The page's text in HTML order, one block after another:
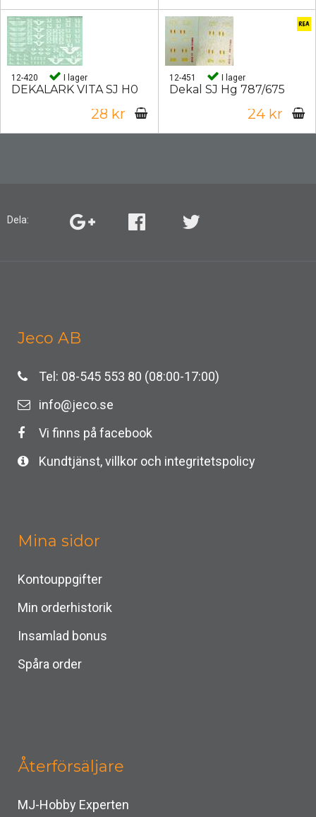
12-420 I lager
DEKALARK VITA SJ H0
28 kr
12-451 I lager
Dekal SJ Hg 787/675
24 kr
Dela:
Jeco AB
Tel: 08-545 553 80 (08:00-17:00)
info@jeco.se
Vi finns på facebook
Kundtjänst, villkor och integritetspolicy
Mina sidor
Kontouppgifter
Min orderhistorik
Insamlad bonus
Spåra order
Återförsäljare
MJ-Hobby Experten